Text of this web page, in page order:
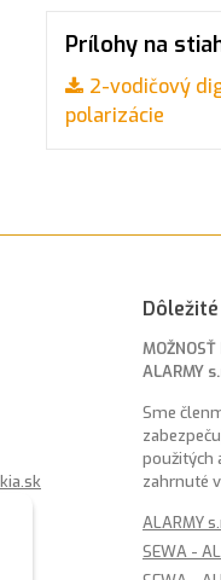
Prílohy na
2-vodičový
polarizácie
Dôležité
ALARMY
Sme
použitých
zahrnuté
ALARMY
SEWA -